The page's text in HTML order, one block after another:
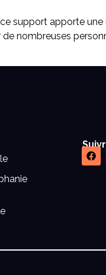
support apporte une
nombreuses